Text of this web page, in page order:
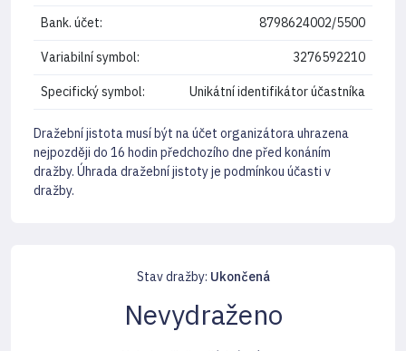
Bank. účet: 8798624002/5500
Variabilní symbol: 3276592210
Specifický symbol: Unikátní identifikátor účastníka
Dražební jistota musí být na účet organizátora uhrazena
nejpozději do 16 hodin předchozího dne před konáním
dražby. Úhrada dražební jistoty je podmínkou účasti v
dražby.
Stav dražby: Ukončená
Nevydraženo